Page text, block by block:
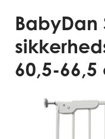
BabyDan
60,5-66,5